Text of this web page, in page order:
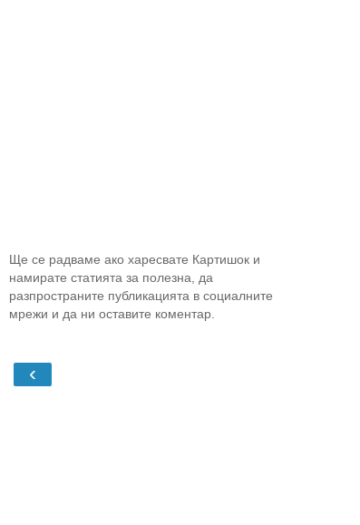
Ще се радваме ако харесвате Картишок и
намирате статията за полезна, да
разпространите публикацията в социалните
мрежи и да ни оставите коментар.
‹